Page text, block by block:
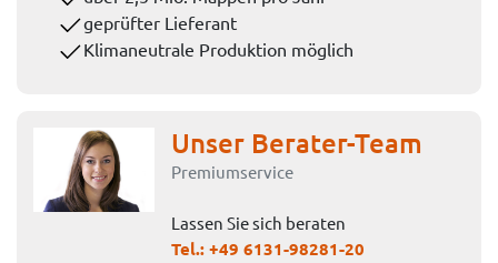
geprüfter Lieferant
Klimaneutrale Produktion möglich
Unser Berater-Team
Premiumservice
Lassen Sie sich beraten
Tel.:+49 6131-98281-20